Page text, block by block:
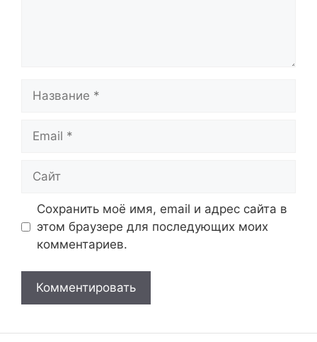
Сохранить моё имя, email и адрес сайта в
этом браузере для последующих моих
комментариев.